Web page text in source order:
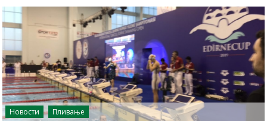
Новости Пливање